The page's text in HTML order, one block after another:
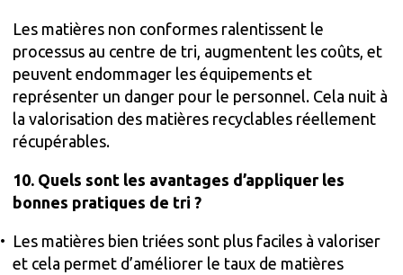
Les matières non conformes ralentissent le
processus au centre de tri, augmentent les coûts, et
peuvent endommager les équipements et
représenter un danger pour le personnel. Cela nuit à
la valorisation des matières recyclables réellement
récupérables.
10. Quels sont les avantages d’appliquer les
bonnes pratiques de tri ?
Les matières bien triées sont plus faciles à valoriser
et cela permet d’améliorer le taux de matières